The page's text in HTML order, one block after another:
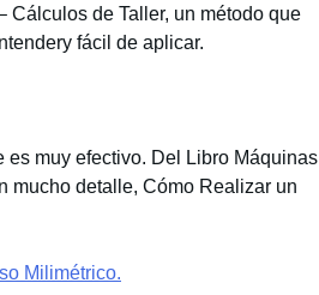
Cálculos de Taller, un método que
fácil de aplicar.
es muy efectivo. Del Libro Máquinas
mucho detalle, Cómo Realizar un
Milimétrico.